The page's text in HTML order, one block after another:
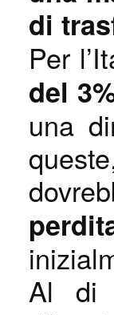
di
Per
del
una
Al di